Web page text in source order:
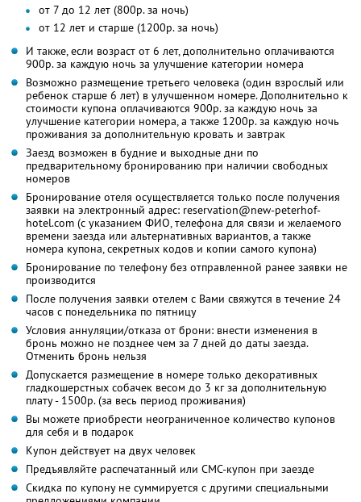
от 7 до 12 лет (800р. за ночь)
от 12 лет и старше (1200р. за ночь)
И также, если возраст от 6 лет, дополнительно оплачиваются
900р. за каждую ночь за улучшение категории номера
Возможно размещение третьего человека (один взрослый или
ребенок старше 6 лет) в улучшенном номере. Дополнительно к
стоимости купона оплачиваются 900р. за каждую ночь за
улучшение категории номера, а также 1200р. за каждую ночь
проживания за дополнительную кровать и завтрак
Заезд возможен в будние и выходные дни по
предварительному бронированию при наличии свободных
номеров
Бронирование отеля осуществляется только после получения
заявки на электронный адрес: reservation@new-peterhof-
hotel.com (с указанием ФИО, телефона для связи и желаемого
времени заезда или альтернативных вариантов, а также
номера купона, секретных кодов и копии самого купона)
Бронирование по телефону без отправленной ранее заявки не
производится
После получения заявки отелем с Вами свяжутся в течение 24
часов с понедельника по пятницу
Условия аннуляции/отказа от брони: внести изменения в
бронь можно не позднее чем за 7 дней до даты заезда.
Отменить бронь нельзя
Допускается размещение в номере только декоративных
гладкошерстных собачек весом до 3 кг за дополнительную
плату - 1500р. (за весь период проживания)
Вы можете приобрести неограниченное количество купонов
для себя и в подарок
Купон действует на двух человек
Предъявляйте распечатанный или СМС-купон при заезде
Скидка по купону не суммируется с другими специальными